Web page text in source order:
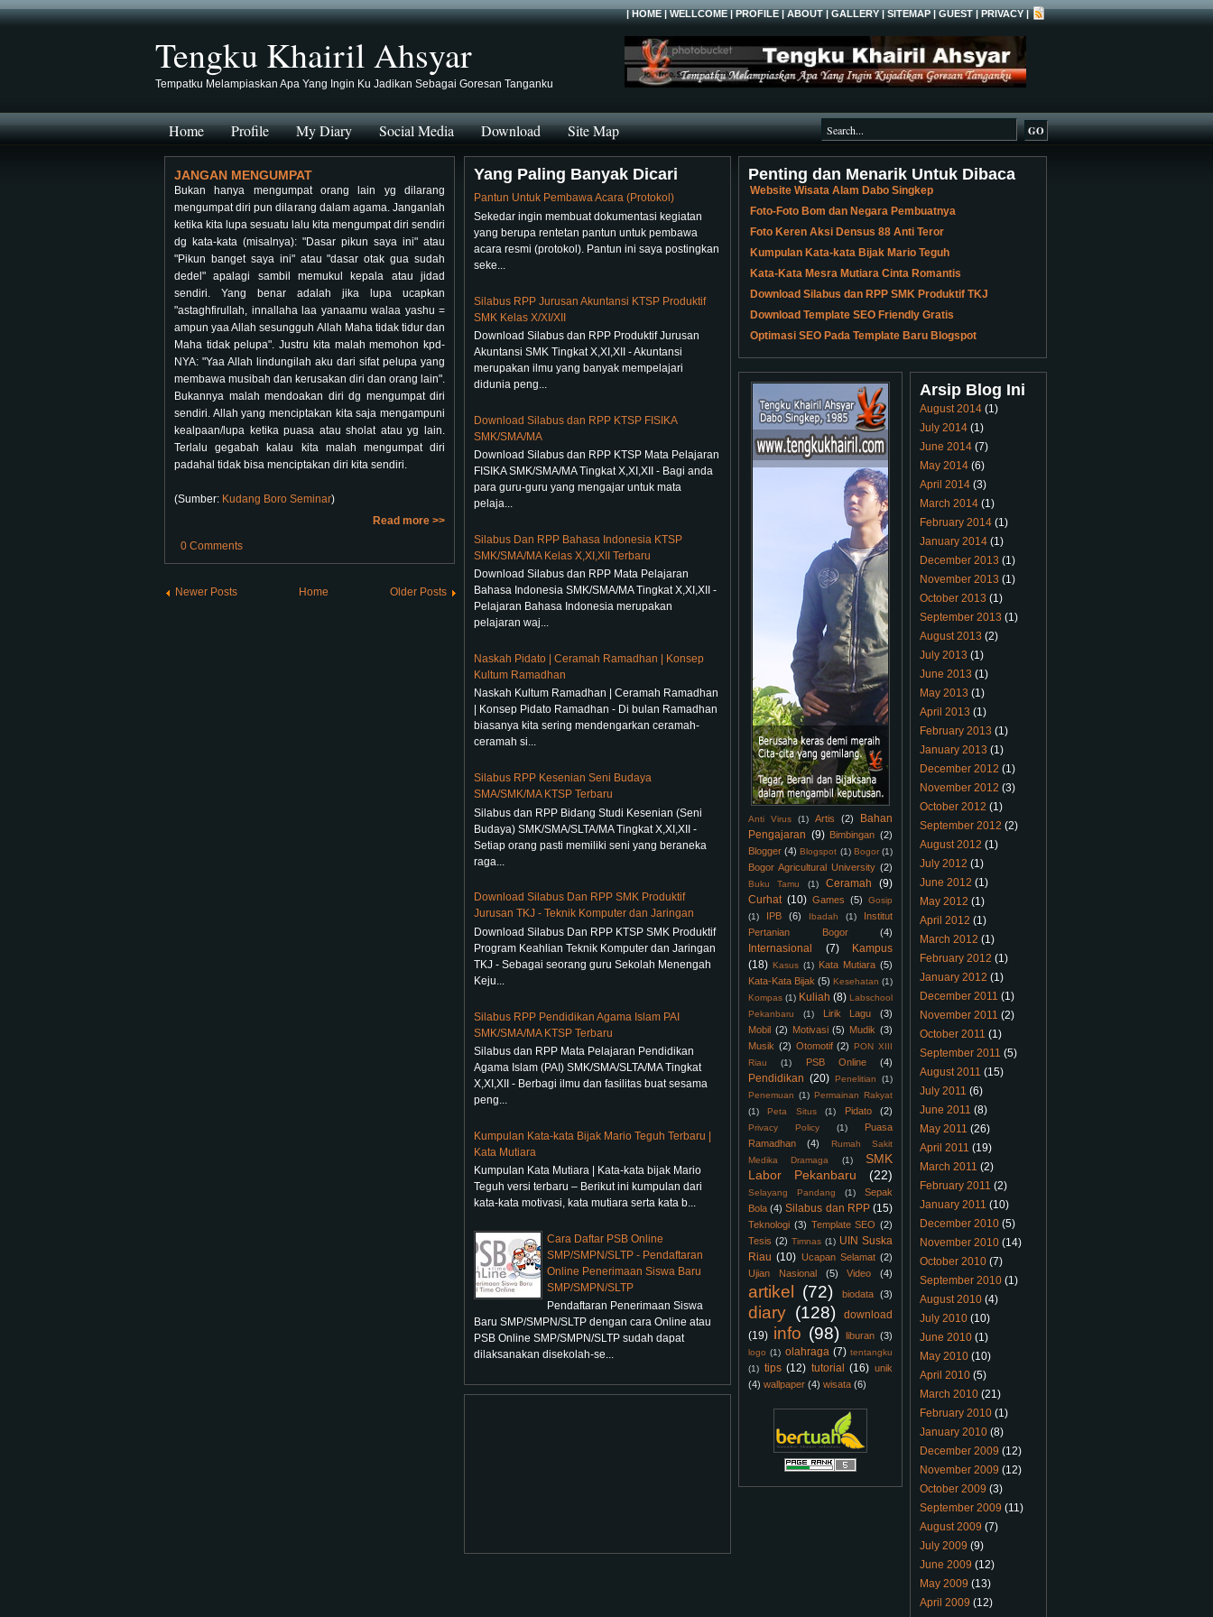
|HOME|WELLCOME|PROFILE|ABOUT|GALLERY|SITEMAP|GUEST|PRIVACY|
Tengku Khairil Ahsyar
Tempatku Melampiaskan Apa Yang Ingin Ku Jadikan Sebagai Goresan Tanganku
Home Profile My Diary Social Media Download Site Map
JANGAN MENGUMPAT
Bukan hanya mengumpat orang lain yg dilarang
mengumpat diri pun dilarang dalam agama. Janganlah
ketika kita lupa sesuatu lalu kita mengumpat diri sendiri
dg kata-kata (misalnya): "Dasar pikun saya ini" atau
"Pikun banget saya ini" atau "dasar otak gua sudah
dedel" apalagi sambil memukul kepala atau jidad
sendiri. Yang benar adalah jika lupa ucapkan
"astaghfirullah, innallaha laa yanaamu walaa yashu =
ampun yaa Allah sesungguh Allah Maha tidak tidur dan
Maha tidak pelupa". Justru kita malah memohon kpd-
NYA: "Yaa Allah lindungilah aku dari sifat pelupa yang
membawa musibah dan kerusakan diri dan orang lain".
Bukannya malah mendoakan diri dg mengumpat diri
sendiri. Allah yang menciptakan kita saja mengampuni
kealpaan/lupa ketika puasa atau sholat atau yg lain.
Terlalu gegabah kalau kita malah mengumpat diri
padahal tidak bisa menciptakan diri kita sendiri.
(Sumber: Kudang Boro Seminar)
Read more >>
0 Comments
Newer Posts Older Posts
Home
Yang Paling Banyak Dicari
Pantun Untuk Pembawa Acara (Protokol)
Sekedar ingin membuat dokumentasi kegiatan
yang berupa rentetan pantun untuk pembawa
acara resmi (protokol). Pantun ini saya postingkan
seke...
Silabus RPP Jurusan Akuntansi KTSP Produktif
SMK Kelas X/XI/XII
Download Silabus dan RPP Produktif Jurusan
Akuntansi SMK Tingkat X,XI,XII - Akuntansi
merupakan ilmu yang banyak mempelajari
didunia peng...
Download Silabus dan RPP KTSP FISIKA
SMK/SMA/MA
Download Silabus dan RPP KTSP Mata Pelajaran
FISIKA SMK/SMA/MA Tingkat X,XI,XII - Bagi anda
para guru-guru yang mengajar untuk mata
pelaja...
Silabus Dan RPP Bahasa Indonesia KTSP
SMK/SMA/MA Kelas X,XI,XII Terbaru
Download Silabus dan RPP Mata Pelajaran
Bahasa Indonesia SMK/SMA/MA Tingkat X,XI,XII -
Pelajaran Bahasa Indonesia merupakan
pelajaran waj...
Naskah Pidato | Ceramah Ramadhan | Konsep
Kultum Ramadhan
Naskah Kultum Ramadhan | Ceramah Ramadhan
| Konsep Pidato Ramadhan - Di bulan Ramadhan
biasanya kita sering mendengarkan ceramah-
ceramah si...
Silabus RPP Kesenian Seni Budaya
SMA/SMK/MA KTSP Terbaru
Silabus dan RPP Bidang Studi Kesenian (Seni
Budaya) SMK/SMA/SLTA/MA Tingkat X,XI,XII -
Setiap orang pasti memiliki seni yang beraneka
raga...
Download Silabus Dan RPP SMK Produktif
Jurusan TKJ - Teknik Komputer dan Jaringan
Download Silabus Dan RPP KTSP SMK Produktif
Program Keahlian Teknik Komputer dan Jaringan
TKJ - Sebagai seorang guru Sekolah Menengah
Keju...
Silabus RPP Pendidikan Agama Islam PAI
SMK/SMA/MA KTSP Terbaru
Silabus dan RPP Mata Pelajaran Pendidikan
Agama Islam (PAI) SMK/SMA/SLTA/MA Tingkat
X,XI,XII - Berbagi ilmu dan fasilitas buat sesama
peng...
Kumpulan Kata-kata Bijak Mario Teguh Terbaru |
Kata Mutiara
Kumpulan Kata Mutiara | Kata-kata bijak Mario
Teguh versi terbaru – Berikut ini kumpulan dari
kata-kata motivasi, kata mutiara serta kata b...
Cara Daftar PSB Online
SMP/SMPN/SLTP - Pendaftaran
Online Penerimaan Siswa Baru
SMP/SMPN/SLTP
Pendaftaran Penerimaan Siswa
Baru SMP/SMPN/SLTP dengan cara Online atau
PSB Online SMP/SMPN/SLTP sudah dapat
dilaksanakan disekolah-se...
Penting dan Menarik Untuk Dibaca
Website Wisata Alam Dabo Singkep
Foto-Foto Bom dan Negara Pembuatnya
Foto Keren Aksi Densus 88 Anti Teror
Kumpulan Kata-kata Bijak Mario Teguh
Kata-Kata Mesra Mutiara Cinta Romantis
Download Silabus dan RPP SMK Produktif TKJ
Download Template SEO Friendly Gratis
Optimasi SEO Pada Template Baru Blogspot
Anti Virus (1) Artis (2)
Bahan
Pengajaran (9) Bimbingan (2)
Blogger (4) Blogspot (1) Bogor (1)
Bogor Agricultural University (2)
Buku Tamu (1) Ceramah
(9)
Curhat (10) Games (5)
Gosip
(1)
IPB (6) Ibadah (1)
Institut
Pertanian Bogor
(4)
Internasional (7)
Kampus
(18) Kasus (1) Kata Mutiara (5)
Kata-Kata Bijak (5) Kesehatan (1)
Kompas (1) Kuliah (8) Labschool
Pekanbaru
(1) Lirik Lagu
(3)
Mobil (2) Motivasi (5) Mudik (3)
Musik (2) Otomotif (2) PON XIII
Riau
(1) PSB Online (4)
Pendidikan (20) Penelitian
(1)
Penemuan (1) Permainan Rakyat
(1)
Peta Situs (1) Pidato (2)
Privacy Policy (1)
Puasa
Ramadhan
(4)
Rumah Sakit
Medika Dramaga
(1)
SMK
Labor Pekanbaru
(22)
Selayang Pandang (1)
Sepak
Bola (4) Silabus dan RPP (15)
Teknologi (3) Template SEO (2)
Tesis (2) Timnas (1) UIN Suska
Riau (10) Ucapan Selamat (2)
Ujian Nasional
(5) Video (4)
artikel (72) biodata (3)
diary (128)
download
(19) info (98) liburan (3)
logo (1) olahraga (7) tentangku
(1) tips (12) tutorial (16) unik
(4) wallpaper (4) wisata (6)
Arsip Blog Ini
August 2014 (1)
July 2014 (1)
June 2014 (7)
May 2014 (6)
April 2014 (3)
March 2014 (1)
February 2014 (1)
January 2014 (1)
December 2013 (1)
November 2013 (1)
October 2013 (1)
September 2013 (1)
August 2013 (2)
July 2013 (1)
June 2013 (1)
May 2013 (1)
April 2013 (1)
February 2013 (1)
January 2013 (1)
December 2012 (1)
November 2012 (3)
October 2012 (1)
September 2012 (2)
August 2012 (1)
July 2012 (1)
June 2012 (1)
May 2012 (1)
April 2012 (1)
March 2012 (1)
February 2012 (1)
January 2012 (1)
December 2011 (1)
November 2011 (2)
October 2011 (1)
September 2011 (5)
August 2011 (15)
July 2011 (6)
June 2011 (8)
May 2011 (26)
April 2011 (19)
March 2011 (2)
February 2011 (2)
January 2011 (10)
December 2010 (5)
November 2010 (14)
October 2010 (7)
September 2010 (1)
August 2010 (4)
July 2010 (10)
June 2010 (1)
May 2010 (10)
April 2010 (5)
March 2010 (21)
February 2010 (1)
January 2010 (8)
December 2009 (12)
November 2009 (12)
October 2009 (3)
September 2009 (11)
August 2009 (7)
July 2009 (9)
June 2009 (12)
May 2009 (13)
April 2009 (12)